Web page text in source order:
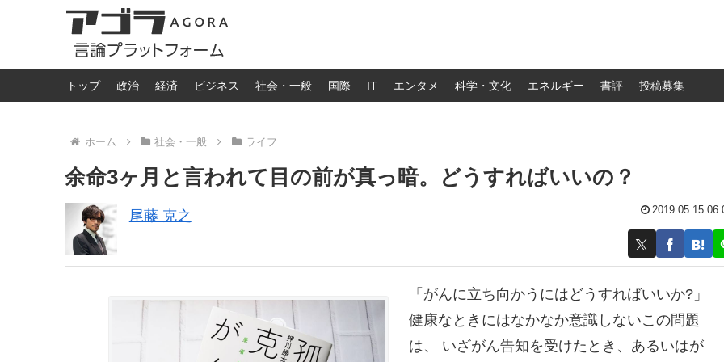
トップ 政治 経済 ビジネス 社会・一般 国際 IT エンタメ 科学・文化 エネルギー 書評 投稿募集
ホーム 社会・一般 ライフ
余命3ヶ月と言われて目の前が真っ暗。どうすればいいの？
尾藤 克之 2019.05.15
「がんに立ち向かうにはどうすればいいか?」
健康なときにはなかなか意識しないこの問題
は、 いざがん告知を受けたとき、あるいはが